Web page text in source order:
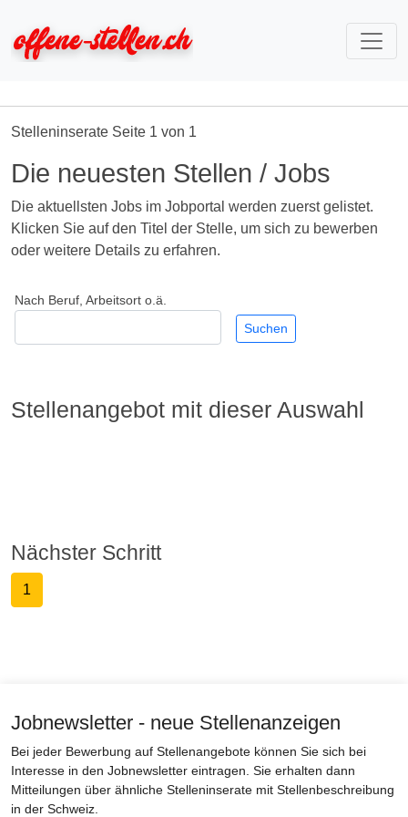
Stelleninserate Seite 1 von 1
Die neuesten Stellen / Jobs
Die aktuellsten Jobs im Jobportal werden zuerst gelistet.
Klicken Sie auf den Titel der Stelle, um sich zu bewerben
oder weitere Details zu erfahren.
Nach Beruf, Arbeitsort o.ä.
Stellenangebot mit dieser Auswahl
Nächster Schritt
1
Jobnewsletter - neue Stellenanzeigen
Bei jeder Bewerbung auf Stellenangebote können Sie sich bei
Interesse in den Jobnewsletter eintragen. Sie erhalten dann
Mitteilungen über ähnliche Stelleninserate mit Stellenbeschreibung
in der Schweiz.